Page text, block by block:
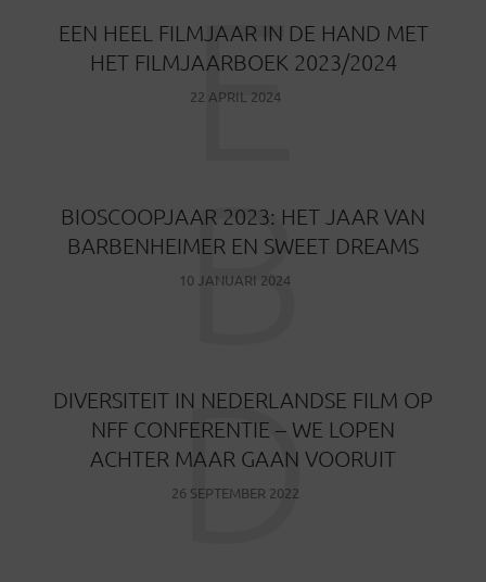
EEN HEEL FILMJAAR IN DE HAND MET
HET FILMJAARBOEK 2023/2024
22 APRIL 2024
E
BIOSCOOPJAAR 2023: HET JAAR VAN
BARBENHEIMER EN SWEET DREAMS
10 JANUARI 2024
B
DIVERSITEIT IN NEDERLANDSE FILM OP
NFF CONFERENTIE – WE LOPEN
ACHTER MAAR GAAN VOORUIT
26 SEPTEMBER 2022
D